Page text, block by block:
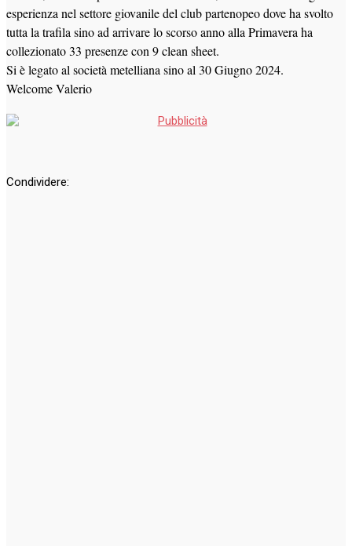
esperienza nel settore giovanile del club partenopeo dove ha svolto
tutta la trafila sino ad arrivare lo scorso anno alla Primavera ha
collezionato 33 presenze con 9 clean sheet.
Si è legato al società metelliana sino al 30 Giugno 2024.
Welcome Valerio
Condividere: